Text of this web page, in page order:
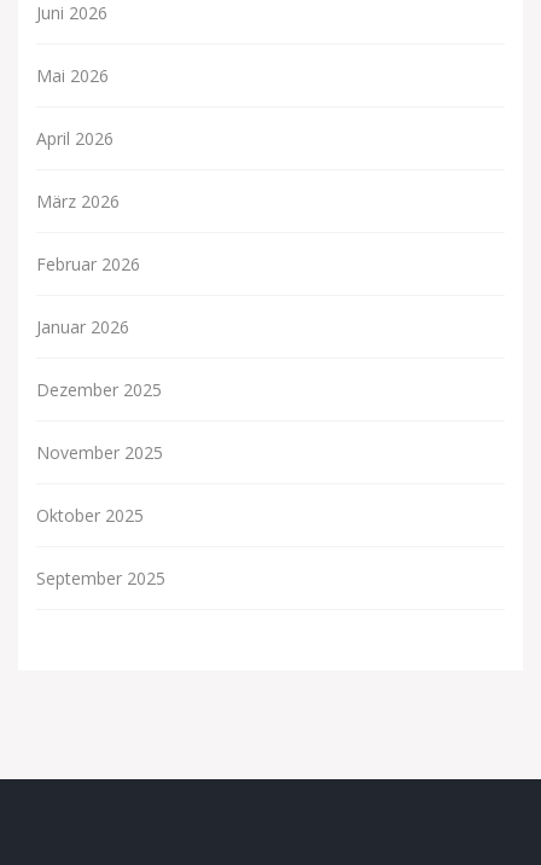
Juni 2026
Mai 2026
April 2026
März 2026
Februar 2026
Januar 2026
Dezember 2025
November 2025
Oktober 2025
September 2025